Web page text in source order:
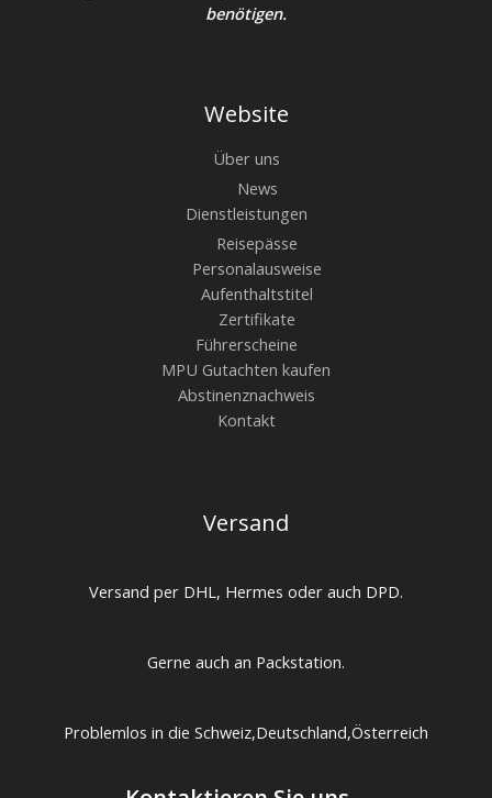
benötigen.
Website
Über uns
News
Dienstleistungen
Reisepässe
Personalausweise
Aufenthaltstitel
Zertifikate
Führerscheine
MPU Gutachten kaufen
Abstinenznachweis
Kontakt
Versand
Versand per DHL, Hermes oder auch DPD.
Gerne auch an Packstation.
Problemlos in die Schweiz,Deutschland,Österreich